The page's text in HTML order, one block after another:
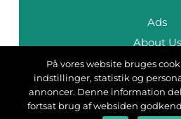
Ads
About Us
Cookies
Contact
Sitemap
På vores website bruges
indstillinger, statistik og
annoncer. Denne information
fortsat brug af websiden